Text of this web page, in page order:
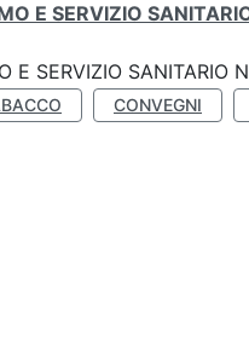
E SERVIZIO
E SERVIZIO SANITARIO
CONVEGNI